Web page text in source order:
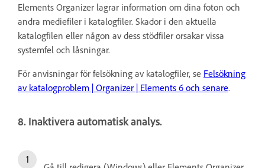
Elements Organizer lagrar information om dina foton och
andra mediefiler i katalogfiler. Skador i den aktuella
katalogfilen eller någon av dess stödfiler orsakar vissa
systemfel och låsningar.
För anvisningar för felsökning av katalogfiler, se Felsökning
av katalogproblem | Organizer | Elements 6 och senare.
8. Inaktivera automatisk analys.